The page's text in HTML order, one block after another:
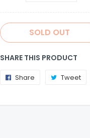
SOLD OUT
SHARE THIS PRODUCT
Share
Share Tweet